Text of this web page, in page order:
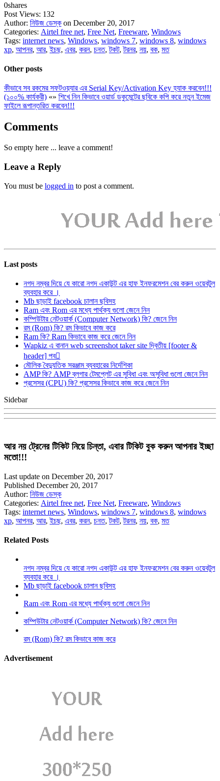
0shares
Post Views: 132
Author: নিউজ ডেস্ক on December 20, 2017
Categories: Airtel free net, Free Net, Freeware, Windows
Tags: internet news, Windows, windows 7, windows 8, windows
xp, আপনর, আর,ইচছ, এবর, করন, চনত,টকট,টরনর, নয়, বক, মত
Other posts
কীভাবে সব রকমের সফটওয়্যার এর Serial Key/Activation Key হ্যাক করবেন!!!
(১০০% কার্যকরী) «» শিখে নিন কিভাবে ওয়ার্ড ডকুমেন্টের ছবিকে কপি করে নতুন ইমেজ
ফাইলে রূপান্তরিত করবেন!!!
Comments
So empty here ... leave a comment!
Leave a Reply
You must be logged in to post a comment.
Last posts
নগদ নম্বর দিয়ে যে কারো নগদ একাউন্ট এর হাফ ইনফরমেশন বের করুন ওয়েবটুল
ব্যবহার করে ।
Mb ছাড়াই facebook চালান ছবিসহ
Ram এবং Rom এর মধ্যে পার্থক্য গুলো জেনে নিন
কম্পিউটার নেটওয়ার্ক (Computer Network) কি? জেনে নিন
রম (Rom) কি? রম কিভাবে কাজ করে
Ram কি? Ram কিভাবে কাজ করে জেনে নিন
Wapkiz এ বানান web screenshot taker site দ্বিতীয় [footer &
header] পব
মৌলিক বৈদ্যুতিক সরঞ্জাম ব্যবহারের নির্দেশিকা
AMP কি? AMP ব্লগার টেমপ্লেট এর সুবিধা এবং অসুবিধা গুলো জেনে নিন
প্রসেসর (CPU) কি? প্রসেসর কিভাবে কাজ করে জেনে নিন
Sidebar
আর নয় ট্রেনের টিকিট নিয়ে চিন্তা, এবার টিকিট বুক করুন আপনার ইচ্ছা
মতো!!!
Last update on December 20, 2017
Published December 20, 2017
Author: নিউজ ডেস্ক
Categories: Airtel free net, Free Net, Freeware, Windows
Tags: internet news, Windows, windows 7, windows 8, windows
xp, আপনর, আর,ইচছ, এবর, করন, চনত,টকট,টরনর, নয়, বক, মত
Related Posts
নগদ নম্বর দিয়ে যে কারো নগদ একাউন্ট এর হাফ ইনফরমেশন বের করুন ওয়েবটুল
ব্যবহার করে ।
Mb ছাড়াই facebook চালান ছবিসহ
Ram এবং Rom এর মধ্যে পার্থক্য গুলো জেনে নিন
কম্পিউটার নেটওয়ার্ক (Computer Network) কি? জেনে নিন
রম (Rom) কি? রম কিভাবে কাজ করে
Advertisement